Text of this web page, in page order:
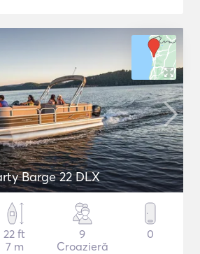
Barge 22 DLX
22 ft
7 m
9
Croazieră
0